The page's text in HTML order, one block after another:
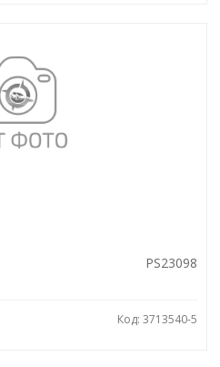
PS23098
Код: 3713540-5